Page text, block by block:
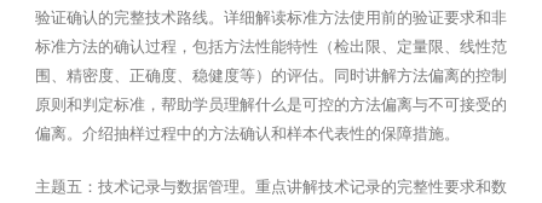
验证确认的完整技术路线。详细解读标准方法使用前的验证要求和非
标准方法的确认过程，包括方法性能特性（检出限、定量限、线性范
围、精密度、正确度、稳健度等）的评估。同时讲解方法偏离的控制
原则和判定标准，帮助学员理解什么是可控的方法偏离与不可接受的
偏离。介绍抽样过程中的方法确认和样本代表性的保障措施。
主题五：技术记录与数据管理。重点讲解技术记录的完整性要求和数